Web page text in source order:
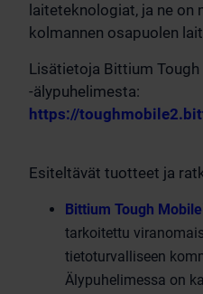
laiteteknologiat, ja ne
kolmannen osapuolen
Lisätietoja Bittium Tough
-älypuhelimesta:
https://
Esiteltävät tuotteet ja
Bittium Tough
tarkoitettu
tietoturvalliseen
Älypuhelimessa on